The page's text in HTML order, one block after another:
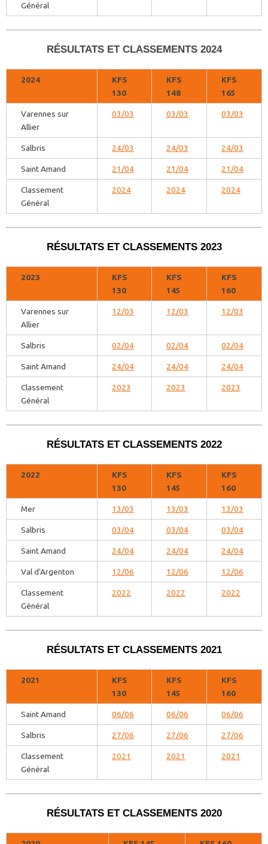
Général
RÉSULTATS ET CLASSEMENTS 2024
2024
KFS
130
KFS
148
KFS
165
Varennes sur
Allier
03/03 03/03 03/03
Salbris 24/03 24/03 24/03
Saint Amand 21/04 21/04 21/04
Classement
Général
2024 2024 2024
RÉSULTATS ET CLASSEMENTS 2023
2023
KFS
130
KFS
145
KFS
160
Varennes sur
Allier
12/03 12/03 12/03
Salbris 02/04 02/04 02/04
Saint Amand 24/04 24/04 24/04
Classement
Général
2023 2023 2023
RÉSULTATS ET CLASSEMENTS 2022
2022
KFS
130
KFS
145
KFS
160
Mer 13/03 13/03 13/03
Salbris 03/04 03/04 03/04
Saint Amand 24/04 24/04 24/04
Val d'Argenton 12/06 12/06 12/06
Classement
Général
2022 2022 2022
RÉSULTATS ET CLASSEMENTS 2021
2021
KFS
130
KFS
145
KFS
160
Saint Amand 06/06 06/06 06/06
Salbris 27/06 27/06 27/06
Classement
Général
2021 2021 2021
RÉSULTATS ET CLASSEMENTS 2020